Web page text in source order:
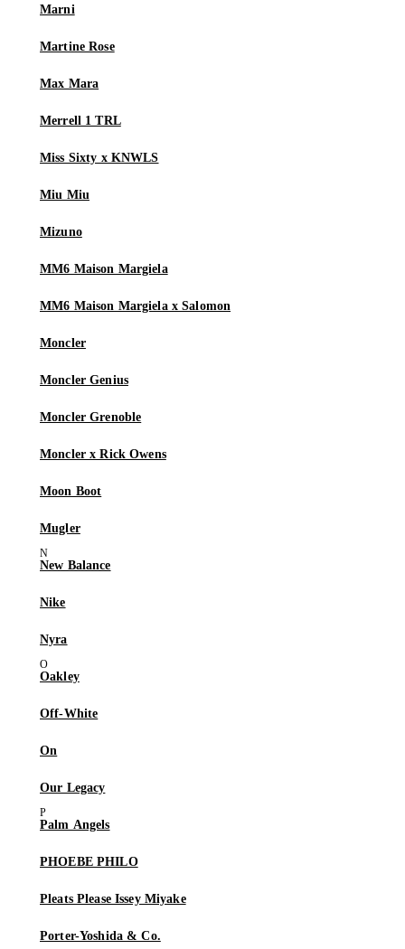
Marni
Martine Rose
Max Mara
Merrell 1 TRL
Miss Sixty x KNWLS
Miu Miu
Mizuno
MM6 Maison Margiela
MM6 Maison Margiela x Salomon
Moncler
Moncler Genius
Moncler Grenoble
Moncler x Rick Owens
Moon Boot
Mugler
New Balance
Nike
Nyra
Oakley
Off-White
On
Our Legacy
Palm Angels
PHOEBE PHILO
Pleats Please Issey Miyake
Porter-Yoshida & Co.